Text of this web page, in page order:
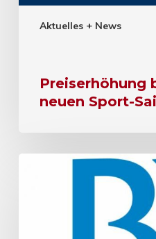
Aktuelles + News
Preiserhöhung
neuen Sport-